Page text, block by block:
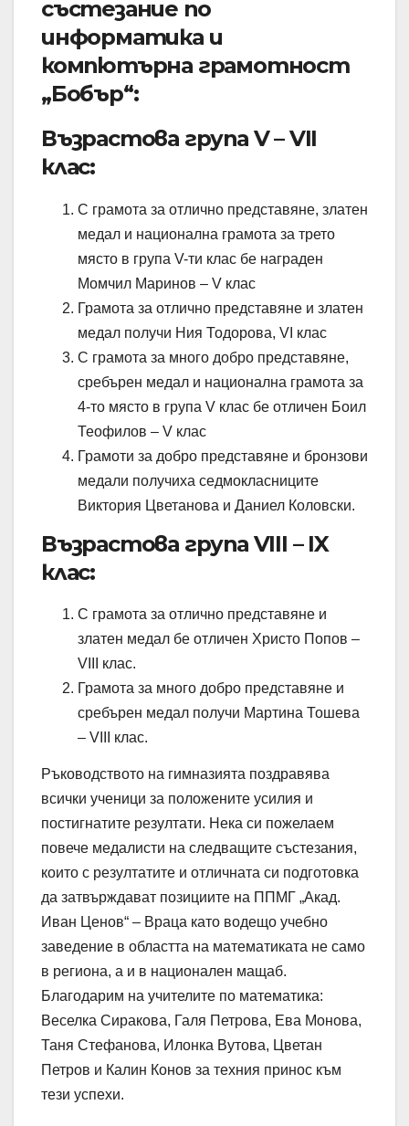
състезание по
информатика и
компютърна грамотност
„Бобър“:
Възрастова група V – VII
клас:
С грамота за отлично представяне, златен
медал и национална грамота за трето
място в група V-ти клас бе награден
Момчил Маринов – V клас
Грамота за отлично представяне и златен
медал получи Ния Тодорова, VI клас
С грамота за много добро представяне,
сребърен медал и национална грамота за
4-то място в група V клас бе отличен Боил
Теофилов – V клас
Грамоти за добро представяне и бронзови
медали получиха седмокласниците
Виктория Цветанова и Даниел Коловски.
Възрастова група VIII – IX
клас:
С грамота за отлично представяне и
златен медал бе отличен Христо Попов –
VIII клас.
Грамота за много добро представяне и
сребърен медал получи Мартина Тошева
– VIII клас.
Ръководството на гимназията поздравява
всички ученици за положените усилия и
постигнатите резултати. Нека си пожелаем
повече медалисти на следващите състезания,
които с резултатите и отличната си подготовка
да затвърждават позициите на ППМГ „Акад.
Иван Ценов“ – Враца като водещо учебно
заведение в областта на математиката не само
в региона, а и в национален мащаб.
Благодарим на учителите по математика:
Веселка Сиракова, Галя Петрова, Ева Монова,
Таня Стефанова, Илонка Вутова, Цветан
Петров и Калин Конов за техния принос към
тези успехи.